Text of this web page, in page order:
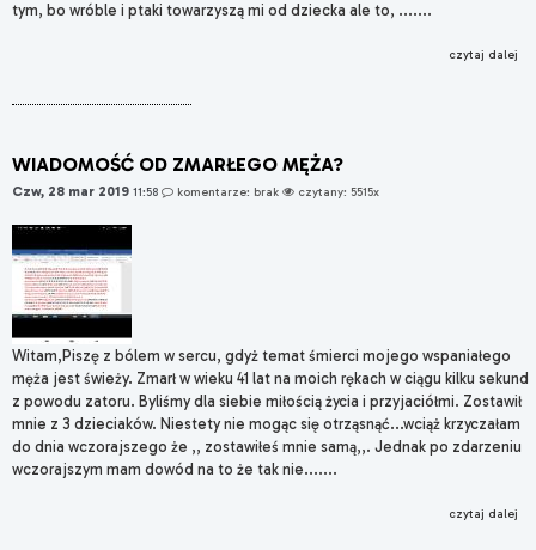
tym, bo wróble i ptaki towarzyszą mi od dziecka ale to, .......
czytaj dalej
WIADOMOŚĆ OD ZMARŁEGO MĘŻA?
Czw, 28 mar 2019 11:58 komentarze: brak czytany: 5515x
Witam,Piszę z bólem w sercu, gdyż temat śmierci mojego wspaniałego
męża jest świeży. Zmarł w wieku 41 lat na moich rękach w ciągu kilku sekund
z powodu zatoru. Byliśmy dla siebie miłością życia i przyjaciółmi. Zostawił
mnie z 3 dzieciaków. Niestety nie mogąc się otrząsnąć...wciąż krzyczałam
do dnia wczorajszego że ,, zostawiłeś mnie samą,,. Jednak po zdarzeniu
wczorajszym mam dowód na to że tak nie.......
czytaj dalej